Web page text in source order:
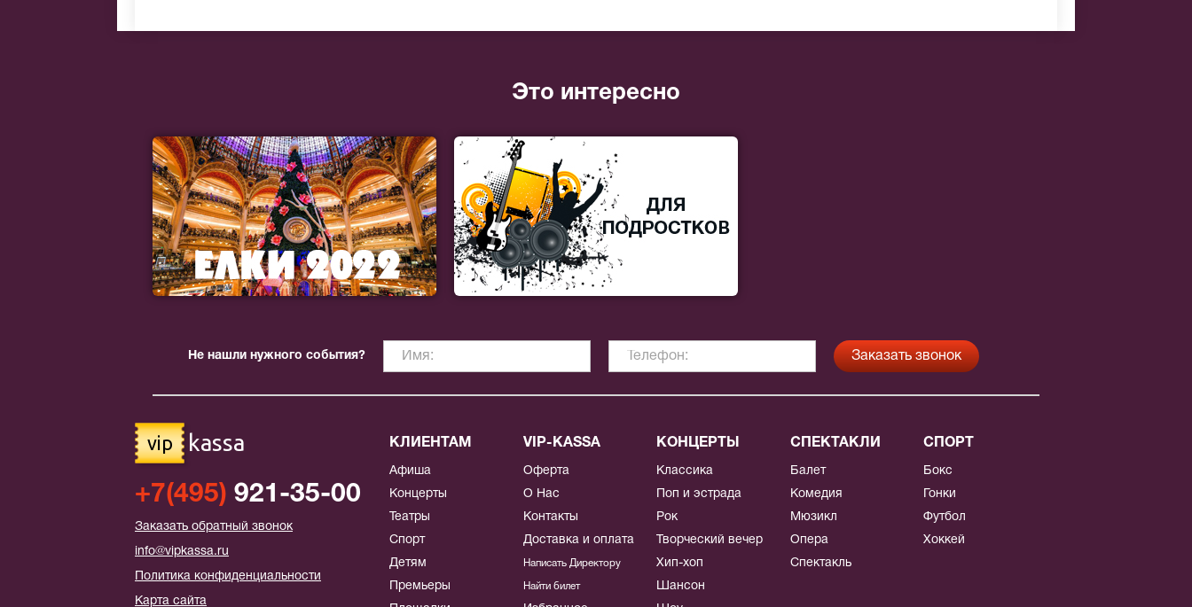
Это интересно
Не нашли нужного события?
vip kassa
+7(495) 921-35-00
Заказать обратный звонок
info@vipkassa.ru
Политика конфиденциальности
Карта сайта
КЛИЕНТАМ
Афиша
Концерты
Театры
Спорт
Детям
Премьеры
VIP-KASSA
Оферта
О Нас
Контакты
Доставка и оплата
Написать Директору
Найти билет
КОНЦЕРТЫ
Классика
Поп и эстрада
Рок
Творческий вечер
Хип-хоп
Шансон
СПЕКТАКЛИ
Балет
Комедия
Мюзикл
Опера
Спектакль
СПОРТ
Бокс
Гонки
Футбол
Хоккей